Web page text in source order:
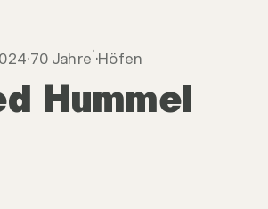
70 Jahre Höfen
Hummel